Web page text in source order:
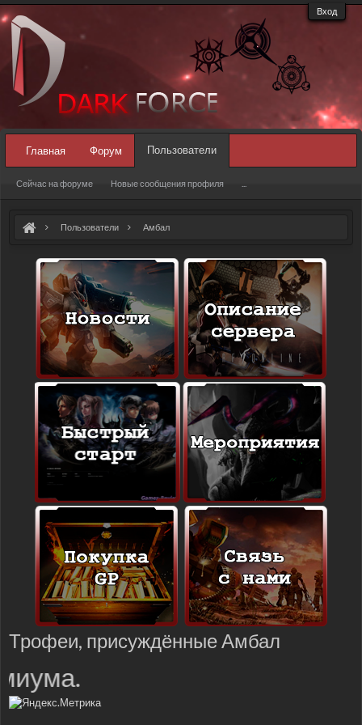
Вход
Пользователи Амбал
Трофеи, присуждённые Амбал
Главная Форум Пользователи
Сейчас на форуме Новые сообщения профиля